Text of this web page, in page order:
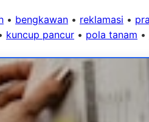
• bengkawan • reklamasi •
kuncup pancur • pola tanam •